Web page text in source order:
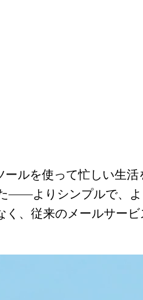
ルを使って忙しい生活
——よりシンプルで、
、従来のメールサー